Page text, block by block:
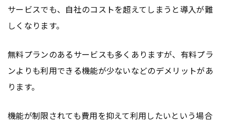
サービスでも、自社のコストを超えてしまうと導入が難
しくなります。
無料プランのあるサービスも多くありますが、有料プラ
ンよりも利用できる機能が少ないなどのデメリットがあ
ります。
機能が制限されても費用を抑えて利用したいという場合